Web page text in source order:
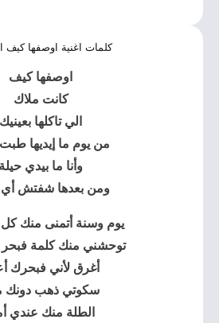
كلمات اغنية اوصفها كيف
اوصفها كيف
كانت ملاك
الي تاكلها بعينيك
من يوم ما إيديها طبت
وأنا ما بيدي حيلة
ومن بعدها شفتش أي
يوم وسنة أتمنى منك
توحشني منك كلمة
أغرق لأني فبحرك
سكوتي ذهب دونك
الطلة منك عندي